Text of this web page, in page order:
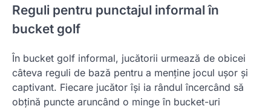
Reguli pentru punctajul informal în
bucket golf
În bucket golf informal, jucătorii urmează de obicei
câteva reguli de bază pentru a menține jocul ușor și
captivant. Fiecare jucător își ia rândul încercând să
obțină puncte aruncând o minge în bucket-uri